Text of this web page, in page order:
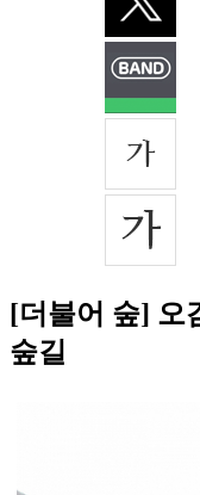
[더불어 숲] 오
숲길